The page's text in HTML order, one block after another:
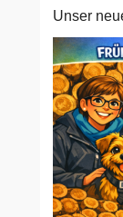
Unser